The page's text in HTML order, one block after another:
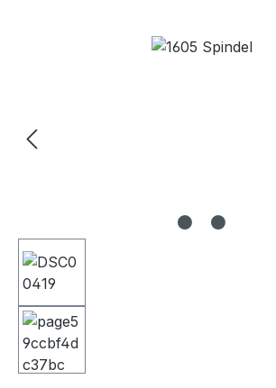
Bildergalerie überspringen